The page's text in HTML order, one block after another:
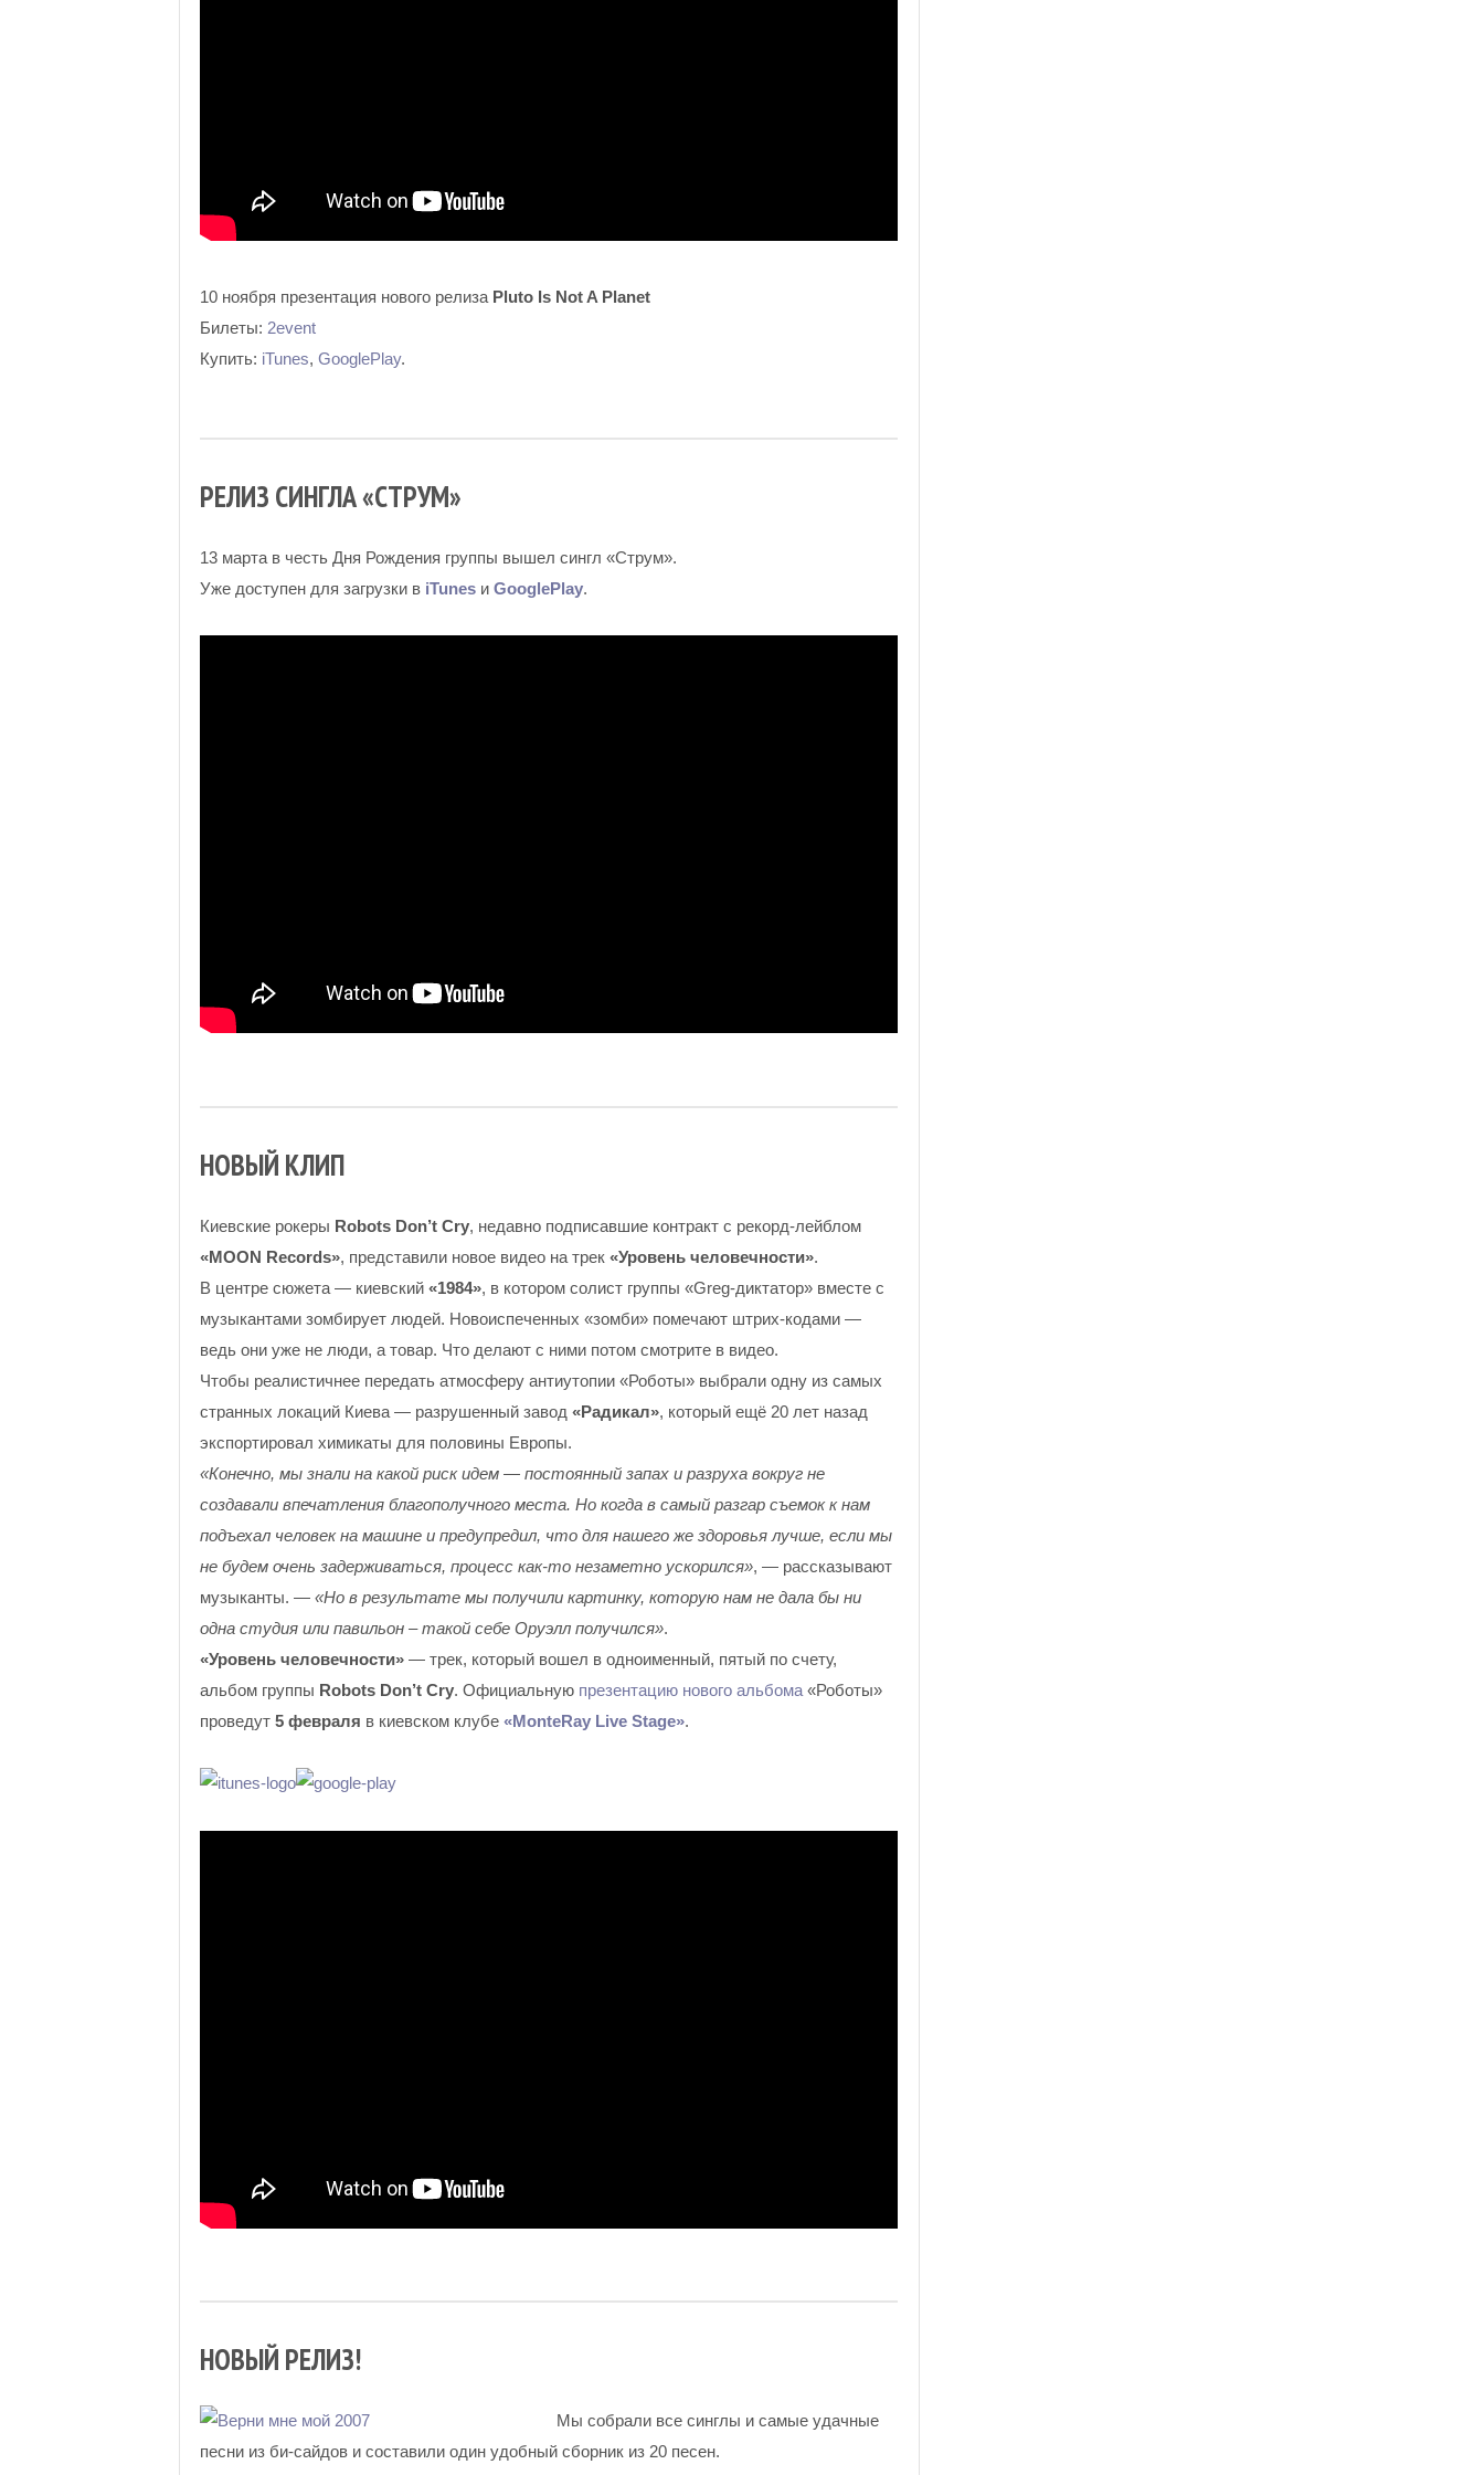
10 ноября презентация нового релиза Pluto Is Not A Planet
Билеты:2event
Купить: iTunes,GooglePlay.
РЕЛИЗ СИНГЛА «СТРУМ»
13 марта в честь Дня Рождения группы вышел сингл «Струм».
Уже доступен для загрузки в iTunes иGooglePlay.
НОВЫЙ КЛИП
Киевские рокеры Robots Don’t Cry, недавно подписавшие контракт с рекорд-лейблом
«MOON Records», представили новое видео на трек«Уровень человечности».
В центре сюжета — киевский«1984», в котором солист группы «Greg-диктатор» вместе с
музыкантами зомбирует людей. Новоиспеченных «зомби» помечают штрих-кодами —
ведь они уже не люди, а товар. Что делают с ними потом смотрите в видео.
Чтобы реалистичнее передать атмосферу антиутопии «Роботы» выбрали одну из самых
странных локаций Киева — разрушенный завод«Радикал», который ещё 20 лет назад
экспортировал химикаты для половины Европы.
«Конечно, мы знали на какой риск идем — постоянный запах и разруха вокруг не
создавали впечатления благополучного места. Но когда в самый разгар съемок к нам
подъехал человек на машине и предупредил, что для нашего же здоровья лучше, если мы
не будем очень задерживаться, процесс как-то незаметно ускорился», — рассказывают
музыканты. —«Но в результате мы получили картинку, которую нам не дала бы ни
одна студия или павильон – такой себе Оруэлл получился».
«Уровень человечности» — трек, который вошел в одноименный, пятый по счету,
альбом группы Robots Don’t Cry. Официальную презентацию нового альбома «Роботы»
проведут5 февраля в киевском клубе«MonteRay Live Stage».
НОВЫЙ РЕЛИЗ!
Мы собрали все синглы и самые удачные
песни из би-сайдов и составили один удобный сборник из 20 песен.